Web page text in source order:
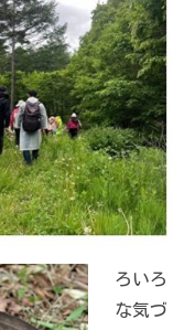
ろいろ
な気づ